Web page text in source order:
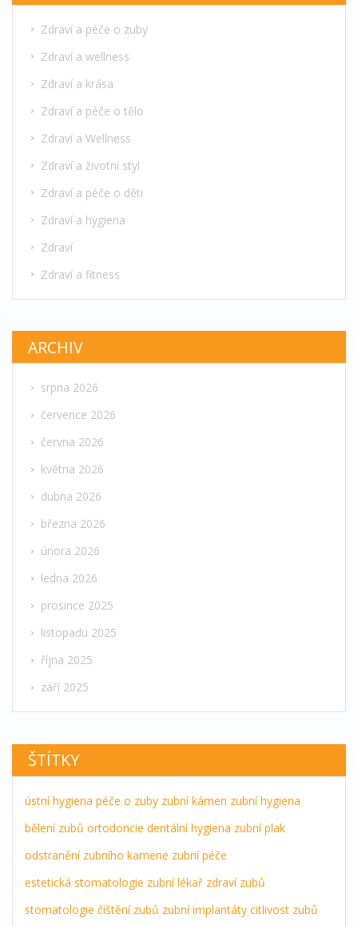
Zdraví a péče o zuby
Zdraví a wellness
Zdraví a krása
Zdraví a péče o tělo
Zdraví a Wellness
Zdraví a životní styl
Zdraví a péče o děti
Zdraví a hygiena
Zdraví
Zdraví a fitness
ARCHIV
srpna 2026
července 2026
června 2026
května 2026
dubna 2026
března 2026
února 2026
ledna 2026
prosince 2025
listopadu 2025
října 2025
září 2025
ŠTÍTKY
ústní hygiena péče o zuby zubní kámen zubní hygiena
bělení zubů ortodoncie dentální hygiena zubní plak
odstranění zubního kamene zubní péče
estetická stomatologie zubní lékař zdraví zubů
stomatologie čištění zubů zubní implantáty citlivost zubů